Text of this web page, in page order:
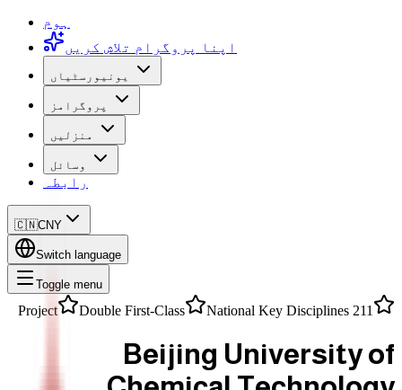
ہوم
اپنا پروگرام تلاش کریں
یونیورسٹیاں
پروگرامز
منزلیں
وسائل
رابطہ
🇨🇳CNY
Switch language
Toggle menu
211 Project
Double First-Class National Key Disciplines
Beijing University of